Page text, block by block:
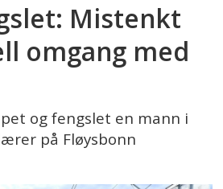
Mistenkt
omgang med
og fengslet en mann i
på Fløysbonn